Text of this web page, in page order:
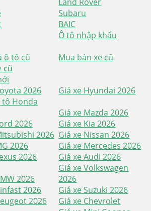
Subaru
BAIC
Ô tô nhập khẩu
ô tô cũ
Mua bán xe cũ
cũ
2026
Giá xe Hyundai 2026
tô Honda
Giá xe Mazda 2026
2026
Giá xe Kia 2026
2026 Giá xe Nissan 2026
2026
Giá xe Mercedes 2026
2026
Giá xe Audi 2026
2026
Giá xe Volkswagen
2026
2026
Giá xe Suzuki 2026
2026
Giá xe Chevrolet